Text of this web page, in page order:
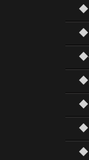
◆
◆
◆
◆
◆
◆
◆